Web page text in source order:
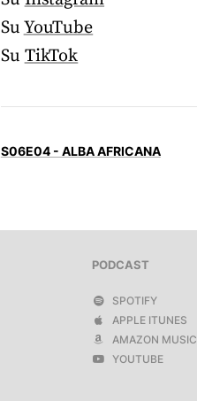
SuYouTube
SuTikTok
S06E04 - ALBA AFRICANA
PODCAST
SPOTIFY
APPLE ITUNES
AMAZON MUSIC
YOUTUBE